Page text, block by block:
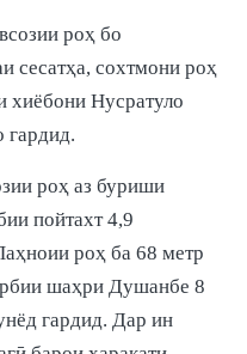
роҳ бо
сесатҳа, сохтмони роҳ
хиёбони Нусратуло
роҳ аз буриши
пойтахт 4,9
роҳ ба 68 метр
шаҳри Душанбе 8
гардид. Дар ин